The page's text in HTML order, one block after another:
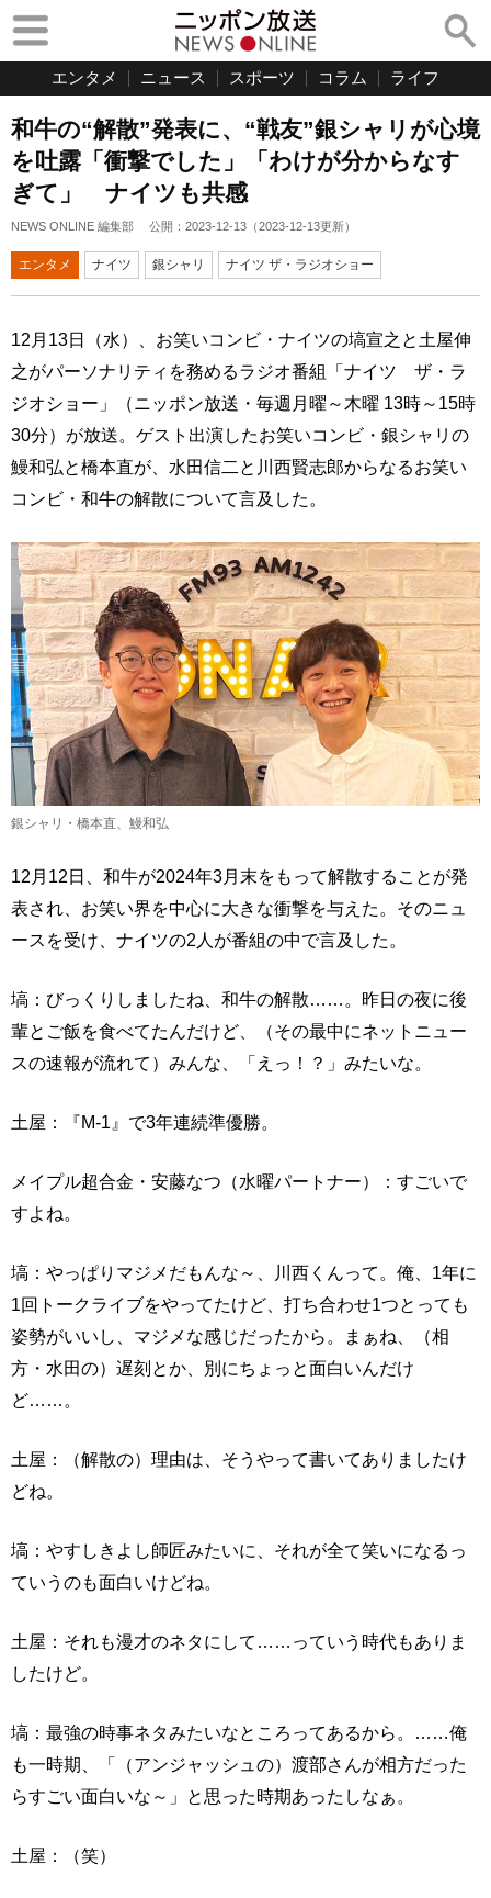
エンタメ ニュース スポーツ コラム ライフ
和牛の“解散”発表に、“戦友”銀シャリが心境
を吐露「衝撃でした」「わけが分からなす
ぎて」 ナイツも共感
NEWS ONLINE 編集部 公開： 2023-12-13 （2023-12-13更新）
エンタメ ナイツ 銀シャリ ナイツ ザ・ラジオショー
12月13日（水）、お笑いコンビ・ナイツの塙宣之と土屋伸
之がパーソナリティを務めるラジオ番組「ナイツ ザ・ラ
ジオショー」（ニッポン放送・毎週月曜～木曜 13時～15時
30分）が放送。ゲスト出演したお笑いコンビ・銀シャリの
鰻和弘と橋本直が、水田信二と川西賢志郎からなるお笑い
コンビ・和牛の解散について言及した。
銀シャリ・橋本直、鰻和弘
12月12日、和牛が2024年3月末をもって解散することが発
表され、お笑い界を中心に大きな衝撃を与えた。そのニュ
ースを受け、ナイツの2人が番組の中で言及した。
塙：びっくりしましたね、和牛の解散……。昨日の夜に後
輩とご飯を食べてたんだけど、（その最中にネットニュー
スの速報が流れて）みんな、「えっ！？」みたいな。
土屋：『M-1』で3年連続準優勝。
メイプル超合金・安藤なつ（水曜パートナー）：すごいで
すよね。
塙：やっぱりマジメだもんな～、川西くんって。俺、1年に
1回トークライブをやってたけど、打ち合わせ1つとっても
姿勢がいいし、マジメな感じだったから。まぁね、（相
方・水田の）遅刻とか、別にちょっと面白いんだけ
ど……。
土屋：（解散の）理由は、そうやって書いてありましたけ
どね。
塙：やすしきよし師匠みたいに、それが全て笑いになるっ
ていうのも面白いけどね。
土屋：それも漫才のネタにして……っていう時代もありま
したけど。
塙：最強の時事ネタみたいなところってあるから。……俺
も一時期、「（アンジャッシュの）渡部さんが相方だった
らすごい面白いな～」と思った時期あったしなぁ。
土屋：（笑）